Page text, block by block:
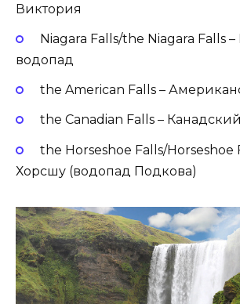
Виктория
Niagara Falls/the Niagara Falls
водопад
the American Falls –
the Canadian Falls –
the Horseshoe Falls/Horseshoe
Хорсшу (водопад Подкова)